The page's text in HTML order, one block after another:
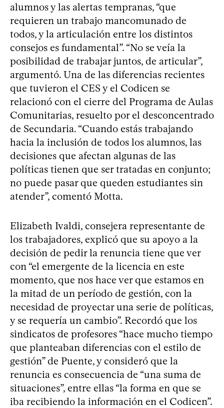
alumnos y las alertas tempranas, “que
requieren un trabajo mancomunado de
todos, y la articulación entre los distintos
consejos es fundamental”. “No se veía la
posibilidad de trabajar juntos, de articular”,
argumentó. Una de las diferencias recientes
que tuvieron el CES y el Codicen se
relacionó con el cierre del Programa de Aulas
Comunitarias, resuelto por el desconcentrado
de Secundaria. “Cuando estás trabajando
hacia la inclusión de todos los alumnos, las
decisiones que afectan algunas de las
políticas tienen que ser tratadas en conjunto;
no puede pasar que queden estudiantes sin
atender”, comentó Motta.
Elizabeth Ivaldi, consejera representante de
los trabajadores, explicó que su apoyo a la
decisión de pedir la renuncia tiene que ver
con “el emergente de la licencia en este
momento, que nos hace ver que estamos en
la mitad de un período de gestión, con la
necesidad de proyectar una serie de políticas,
y se requería un cambio”. Recordó que los
sindicatos de profesores “hace mucho tiempo
que planteaban diferencias con el estilo de
gestión” de Puente, y consideró que la
renuncia es consecuencia de “una suma de
situaciones”, entre ellas “la forma en que se
iba recibiendo la información en el Codicen”.